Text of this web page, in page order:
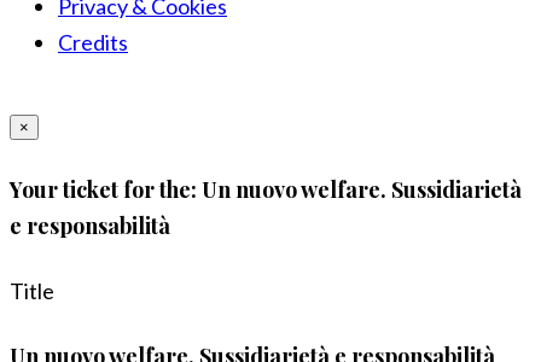
Privacy & Cookies
Credits
×
Your ticket for the: Un nuovo welfare. Sussidiarietà
e responsabilità
Title
Un nuovo welfare. Sussidiarietà e responsabilità